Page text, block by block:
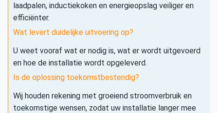
laadpalen, inductiekoken en energieopslag veiliger en
efficiënter.
Wat levert duidelijke uitvoering op?
U weet vooraf wat er nodig is, wat er wordt uitgevoerd
en hoe de installatie wordt opgeleverd.
Is de oplossing toekomstbestendig?
Wij houden rekening met groeiend stroomverbruik en
toekomstige wensen, zodat uw installatie langer mee